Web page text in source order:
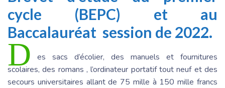
cycle (BEPC) et au
Baccalauréat session de 2022.
D
es sacs d’écolier, des manuels et fournitures
scolaires, des romans , l’ordinateur portatif tout neuf et des
secours universitaires allant de 75 mille à 150 mille francs